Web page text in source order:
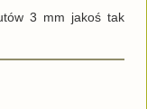
3 mm jakoś tak